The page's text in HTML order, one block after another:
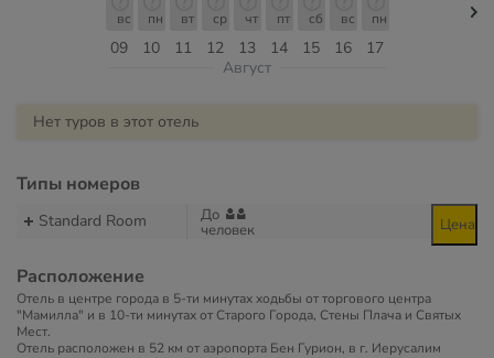
09
вс
10
пн
11
вт
12
ср
13
чт
14
пт
15
сб
16
вс
17
пн
Август
Нет туров в этот отель
Типы номеров
Standard Room До
человек Цена
Расположение
Отель в центре города в 5-ти минутах ходьбы от торгового центра
"Мамилла" и в 10-ти минутах от Старого Города, Стены Плача и Святых
Мест.
Отель расположен в 52 км от аэропорта Бен Гурион, в г. Иерусалим